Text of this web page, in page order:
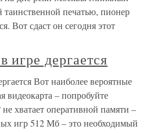
печатью, пионер
Вот сдаст он сегодня этот
игре дергается
Вот наиболее вероятные
видеокарта – попробуйте
хватает оперативной памяти –
игр 512 Мб – это необходимый